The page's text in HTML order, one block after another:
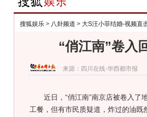
搜狐娱乐 > 八卦频道 > 大S汪小菲结婚-视频直
“俏江南”卷入
来源： 四川在线-华西都市报
近日，“俏江南”南京店被卷入了
工餐，但有市民质疑道，炸过的油